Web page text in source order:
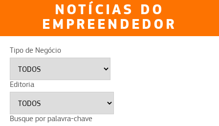
NOTÍCIAS DO
EMPREENDEDOR
Tipo de Negócio
Editoria
Busque por palavra-chave